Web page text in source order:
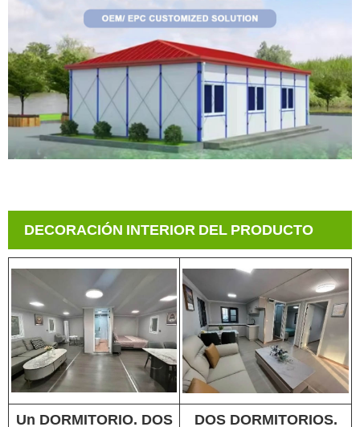
DECORACIÓN INTERIOR DEL PRODUCTO
Un DORMITORIO. DOS DOS DORMITORIOS.